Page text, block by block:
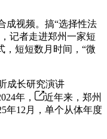
视频。搞“选择性法
记者走进郑州一家短
，短短数月时间，“微
长研究演讲
年，
近年来，郑州
年12月，单个从体年度